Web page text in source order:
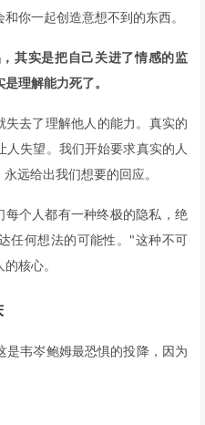
你一起创造意想不到的东西。
其实是把自己关进了情感的监
理解能力死了。
去了理解他人的能力。真实的
人失望。我们开始要求真实的人
远给出我们想要的回应。
个人都有一种终极的隐私，绝
任何想法的可能性。"这种不可
核心。
是韦岑鲍姆最恐惧的投降，因为